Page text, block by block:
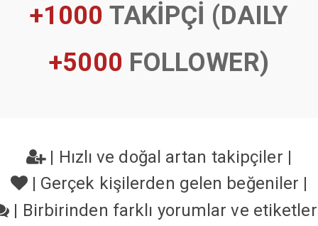
+1000 TAKİPÇİ (DAILY
+5000 FOLLOWER)
| Hızlı ve doğal artan takipçiler |
| Gerçek kişilerden gelen beğeniler |
| Birbirinden farklı yorumlar ve